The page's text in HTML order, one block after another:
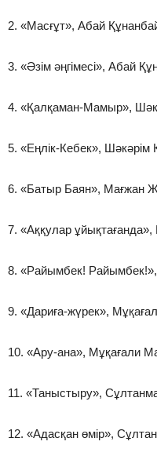
2. «Масғұт», Абай
3. «Әзім әңгімесі», Абай
4. «Қалқаман-Мамыр»,
5. «Еңлік-Кебек», Шәкәрім
6. «Батыр Баян», Мағжан
7. «Аққулар
8. «Райымбек!
9. «Дариға-жүрек»,
10. «Ару-ана», Мұқағали
11. «Таныстыру»,
12. «Адасқан өмір»,